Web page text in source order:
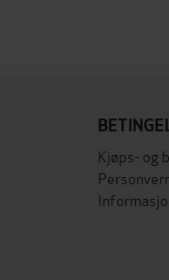
Kjøps- og